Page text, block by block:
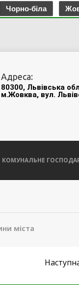
Чорно-біла
Адреса:
80300, Львівська
м.Жовква, вул.
КОМУНАЛЬНЕ
міста